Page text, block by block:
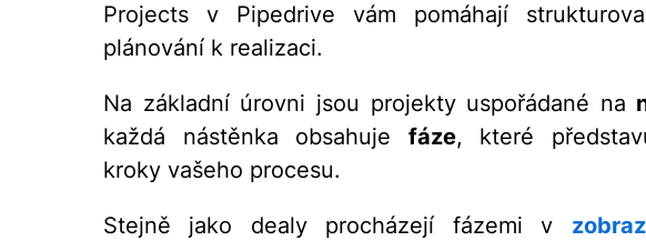
Projects v Pipedrive vám pomáhají
plánování k realizaci.
Na základní úrovni jsou projekty uspořádané na
každá nástěnka obsahuje fáze, které
kroky vašeho procesu.
Stejně jako dealy procházejí fázemi v